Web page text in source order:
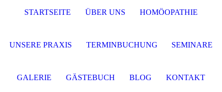
STARTSEITE ÜBER UNS HOMÖOPATHIE
UNSERE PRAXIS TERMINBUCHUNG SEMINARE
GALERIE GÄSTEBUCH BLOG KONTAKT